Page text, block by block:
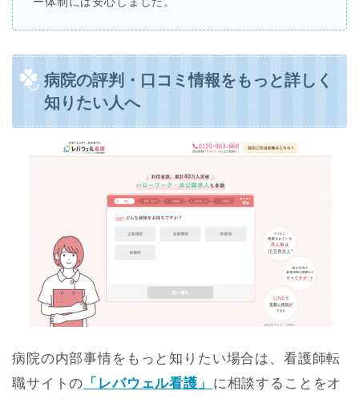
病院の評判・口コミ情報をもっと詳しく
知りたい人へ
病院の内部事情をもっと知りたい場合は、看護師転
職サイトの 「レバウェル看護」
に相談することをオ